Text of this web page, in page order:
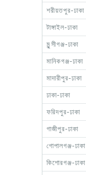
শরীয়তপুর-ঢাকা
টাঙ্গাইল-ঢাকা
মুন্সীগঞ্জ-ঢাকা
মানিকগঞ্জ-ঢাকা
মাদারীপুর-ঢাকা
ঢাকা-ঢাকা
ফরিদপুর-ঢাকা
গাজীপুর-ঢাকা
গোপালগঞ্জ-ঢাকা
কিশোরগঞ্জ-ঢাকা